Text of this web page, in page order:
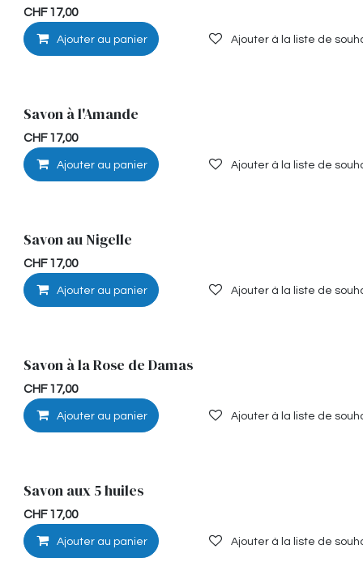
CHF 17,00
Ajouter au panier Ajouter à la liste de
Savon à l'Amande
CHF 17,00
Ajouter au panier Ajouter à la liste de
Savon au Nigelle
CHF 17,00
Ajouter au panier Ajouter à la liste de
Savon à la Rose de Damas
CHF 17,00
Ajouter au panier Ajouter à la liste de
Savon aux 5 huiles
CHF 17,00
Ajouter au panier Ajouter à la liste de